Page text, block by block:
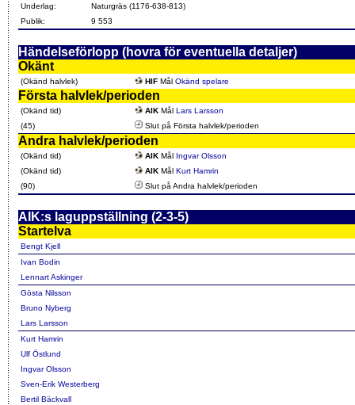
Underlag:
Naturgräs (1176-638-813)
Publik:
9 553
Händelseförlopp (hovra för eventuella detaljer)
Okänt
(Okänd halvlek) HIF Mål Okänd spelare
Första halvlek/perioden
(Okänd tid) AIK Mål Lars Larsson
(45)
Slut på Första halvlek/perioden
Andra halvlek/perioden
(Okänd tid) AIK Mål Ingvar Olsson
(Okänd tid)
AIK Mål Kurt Hamrin
(90)
Slut på Andra halvlek/perioden
AIK:s laguppställning (2-3-5)
Startelva
Bengt Kjell
Ivan Bodin
Lennart Askinger
Gösta Nilsson
Bruno Nyberg
Lars Larsson
Kurt Hamrin
Ulf Östlund
Ingvar Olsson
Sven-Erik Westerberg
Bertil Bäckvall